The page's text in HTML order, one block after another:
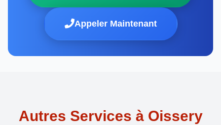
Appeler Maintenant
Autres Services à Oissery